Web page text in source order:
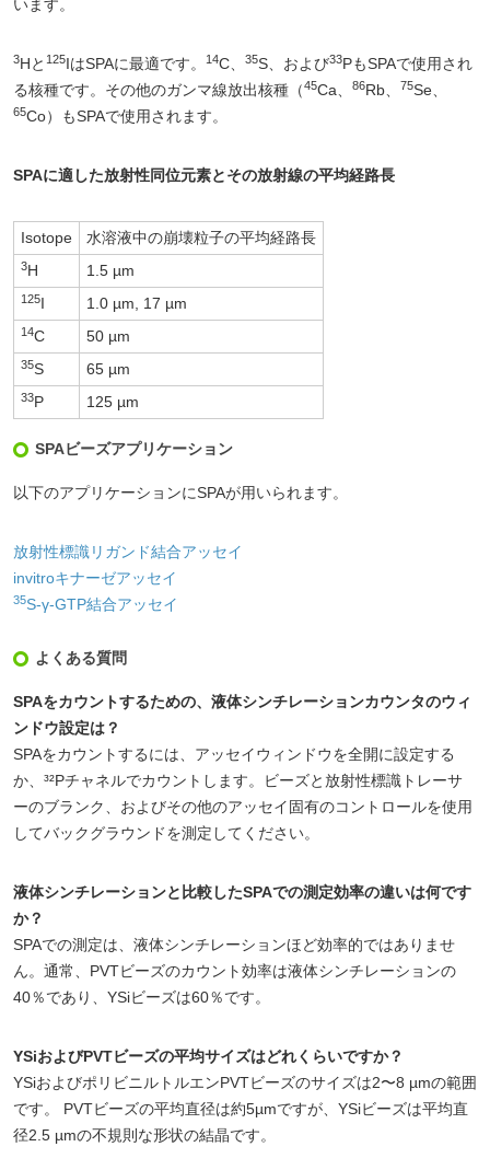
います。
3Hと 125IはSPAに最適です。 14C、 35S、および33PもSPAで使用され
る核種です。その他のガンマ線放出核種（45Ca、 86Rb、 75Se、
65Co）もSPAで使用されます。
SPAに適した放射性同位元素とその放射線の平均経路長
Isotope 水溶液中の崩壊粒子の平均経路長
3H 1.5 µm
125I 1.0 µm, 17 µm
14C 50 µm
35S 65 µm
33P 125 µm
SPAビーズアプリケーション
以下のアプリケーションにSPAが用いられます。
放射性標識リガンド結合アッセイ
invitroキナーゼアッセイ
35S-γ-GTP結合アッセイ
よくある質問
SPAをカウントするための、液体シンチレーションカウンタのウィ
ンドウ設定は？
SPAをカウントするには、アッセイウィンドウを全開に設定する
か、³²Pチャネルでカウントします。ビーズと放射性標識トレーサ
ーのブランク、およびその他のアッセイ固有のコントロールを使用
してバックグラウンドを測定してください。
液体シンチレーションと比較したSPAでの測定効率の違いは何です
か？
SPAでの測定は、液体シンチレーションほど効率的ではありませ
ん。通常、PVTビーズのカウント効率は液体シンチレーションの
40％であり、YSiビーズは60％です。
YSiおよびPVTビーズの平均サイズはどれくらいですか？
YSiおよびポリビニルトルエンPVTビーズのサイズは2〜8 µmの範囲
です。 PVTビーズの平均直径は約5µmですが、YSiビーズは平均直
径2.5 µmの不規則な形状の結晶です。